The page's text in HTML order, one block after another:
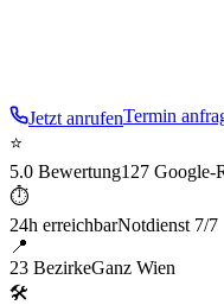
Jetzt anrufenTermin
⭐
5.0 Bewertung127 Google-
⏱
24h erreichbarNotdienst 7/7
📍
23 BezirkeGanz Wien
🛠